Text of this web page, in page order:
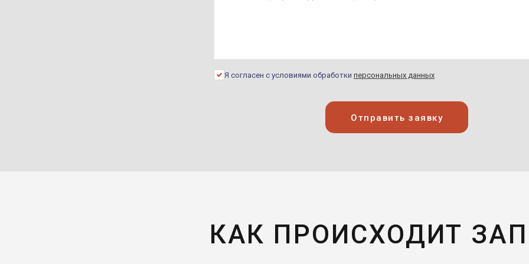
Я согласен с условиями обработки персональных данных
Отправить заявку
КАК ПРОИСХОДИТ